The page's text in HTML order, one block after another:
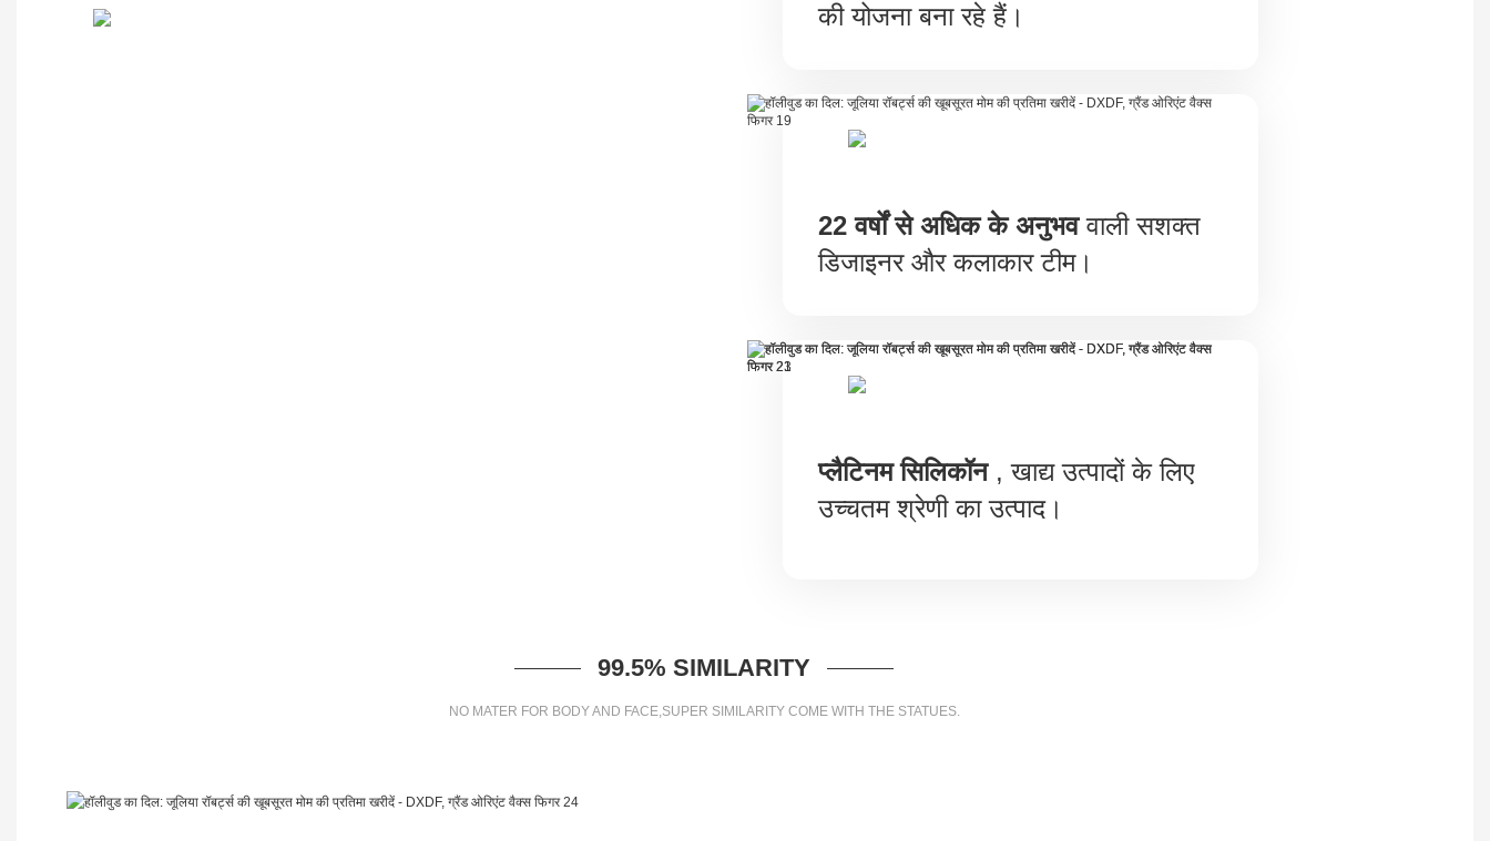
की योजना बना रहे हैं।
22 वर्षों से अधिक के अनुभववाली सशक्त
डिजाइनर और कलाकार टीम।
प्लैटिनम सिलिकॉन, खाद्य उत्पादों के लिए
उच्चतम श्रेणी का उत्पाद।
99.5% SIMILARITY
NO MATER FOR BODY AND FACE,SUPER SIMILARITY COME WITH THE STATUES.